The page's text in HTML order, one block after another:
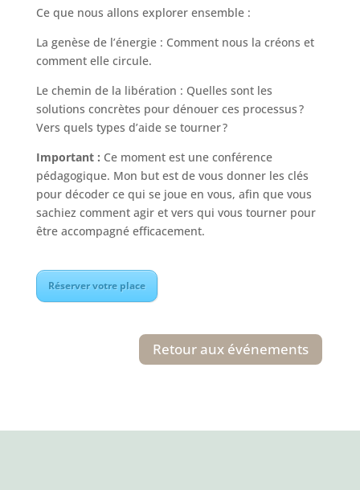
Ce que nous allons explorer ensemble :
La genèse de l’énergie : Comment nous la créons et
comment elle circule.
Le chemin de la libération : Quelles sont les
solutions concrètes pour dénouer ces processus ?
Vers quels types d’aide se tourner ?
Important : Ce moment est une conférence
pédagogique. Mon but est de vous donner les clés
pour décoder ce qui se joue en vous, afin que vous
sachiez comment agir et vers qui vous tourner pour
être accompagné efficacement.
Réserver votre place
Retour aux événements